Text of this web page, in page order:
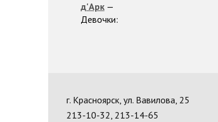
д'Арк—
Девочки:
г. Красноярск, ул. Вавилова, 25
213-10-32, 213-14-65